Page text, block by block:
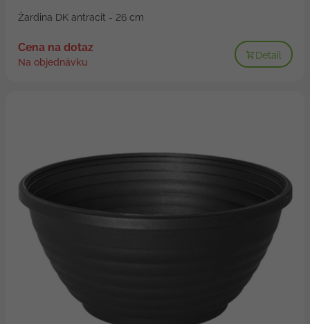
Žardina DK antracit - 26 cm
Cena na dotaz
Na objednávku
Detail